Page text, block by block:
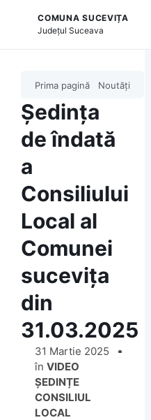
COMUNA SUCEVIȚA
JudețulSuceava
Prima pagină Noutăți
Ședința
de îndată
a
Consiliului
Local al
Comunei
sucevița
din
31.03.2025
31 Martie 2025
în VIDEO
ȘEDINȚE
CONSILIUL
LOCAL